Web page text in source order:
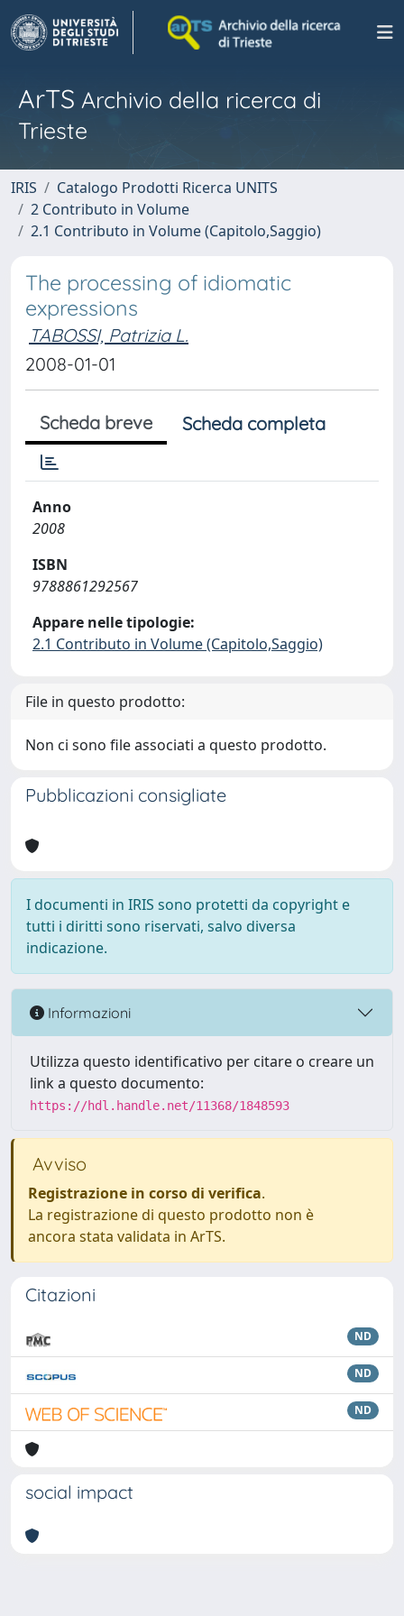
ArTS Archivio della ricerca di
Trieste
IRIS
Catalogo Prodotti Ricerca UNITS
2 Contributo in Volume
2.1 Contributo in Volume (Capitolo,Saggio)
The processing of idiomatic
expressions
TABOSSI, Patrizia L.
2008-01-01
Scheda breve Scheda completa
Anno
2008
ISBN
9788861292567
Appare nelle tipologie:
2.1 Contributo in Volume (Capitolo,Saggio)
File in questo prodotto:
Non ci sono file associati a questo prodotto.
Pubblicazioni consigliate
I documenti in IRIS sono protetti da copyright e
tutti i diritti sono riservati, salvo diversa
indicazione.
Informazioni
Utilizza questo identificativo per citare o creare un
link a questo documento:
https://hdl.handle.net/11368/1848593
Avviso
Registrazione in corso di verifica.
La registrazione di questo prodotto non è
ancora stata validata in ArTS.
Citazioni
ND
ND
ND
social impact